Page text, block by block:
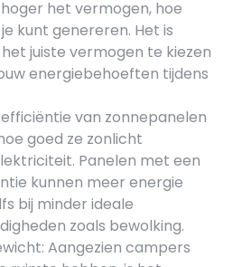
het vermogen, hoe
kunt genereren. Het is
juiste vermogen te kiezen
energiebehoeften tijdens
van zonnepanelen
goed ze zonlicht
Panelen met een
kunnen meer energie
bij minder ideale
zoals bewolking.
Aangezien campers